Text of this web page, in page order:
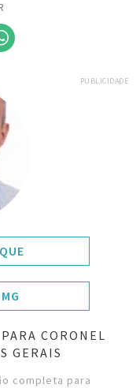
PUBLICIDADE
CORONEL
GERAIS
completa para